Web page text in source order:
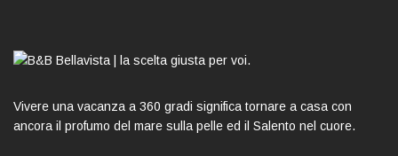
Vivere una vacanza a 360 gradi significa tornare a casa con
ancora il profumo del mare sulla pelle ed il Salento nel cuore.